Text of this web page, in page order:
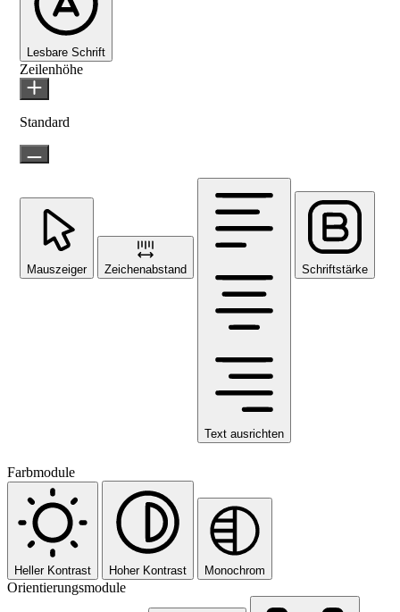
Lesbare Schrift
Zeilenhöhe
Standard
Mauszeiger Zeichenabstand
Text ausrichten
Schriftstärke
Farbmodule
Heller Kontrast Hoher Kontrast Monochrom
Orientierungsmodule